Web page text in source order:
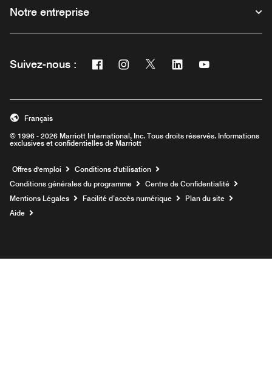
Notre entreprise
Suivez-nous : Facebook
Ouvre une nouvelle fenêtre
Instagram
Ouvre une nouvelle fenêtre
Twitter
Ouvre une nouvelle fenêtre
Linkedin
Ouvre une nouvelle
Ouvre une
© 1996 - 2026 Marriott International, Inc. Tous droits réservés. Informations
exclusives et confidentielles de Marriott
Français
Offres d'emploi Ouvre une nouvelle fenêtre
Conditions d'utilisation
Conditions générales du programme
Centre de Confidentialité
Mentions Légales
Facilité d’accès numérique
Plan du site
Aide